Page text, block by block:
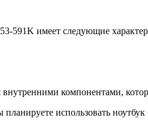
591K имеет следующие
внутренними компонентами,
использовать ноутбук